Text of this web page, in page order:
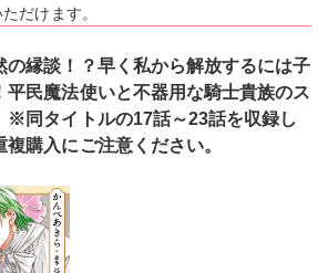
だけます。
の縁談！？早く私から解放するには子
平民魔法使いと不器用な騎士貴族のス
同タイトルの17話～23話を収録し
購入にご注意ください。